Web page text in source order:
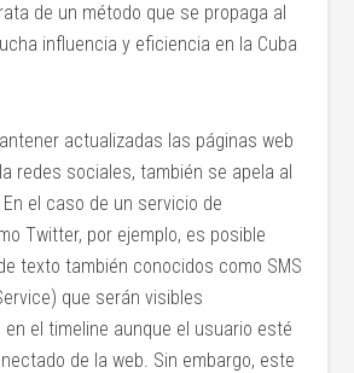
de un método que se propaga al
influencia y eficiencia en la Cuba
actualizadas las páginas web
redes sociales, también se apela al
el caso de un servicio de
Twitter, por ejemplo, es posible
texto también conocidos como SMS
que serán visibles
el timeline aunque el usuario esté
de la web. Sin embargo, este